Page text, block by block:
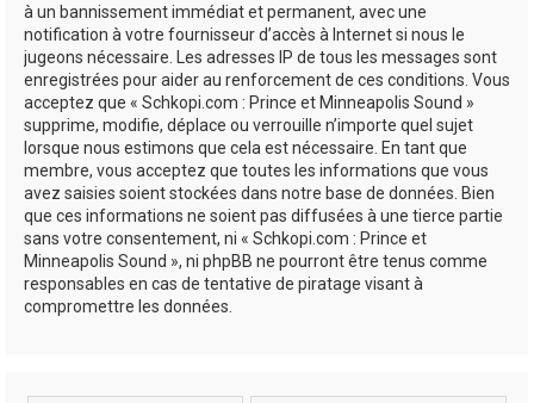
à un bannissement immédiat et permanent, avec une
notification à votre fournisseur d’accès à Internet si nous le
jugeons nécessaire. Les adresses IP de tous les messages sont
enregistrées pour aider au renforcement de ces conditions. Vous
acceptez que « Schkopi.com : Prince et Minneapolis Sound »
supprime, modifie, déplace ou verrouille n’importe quel sujet
lorsque nous estimons que cela est nécessaire. En tant que
membre, vous acceptez que toutes les informations que vous
avez saisies soient stockées dans notre base de données. Bien
que ces informations ne soient pas diffusées à une tierce partie
sans votre consentement, ni « Schkopi.com : Prince et
Minneapolis Sound », ni phpBB ne pourront être tenus comme
responsables en cas de tentative de piratage visant à
compromettre les données.